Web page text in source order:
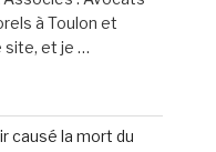
à Toulon et
site, et je …
causé la mort du